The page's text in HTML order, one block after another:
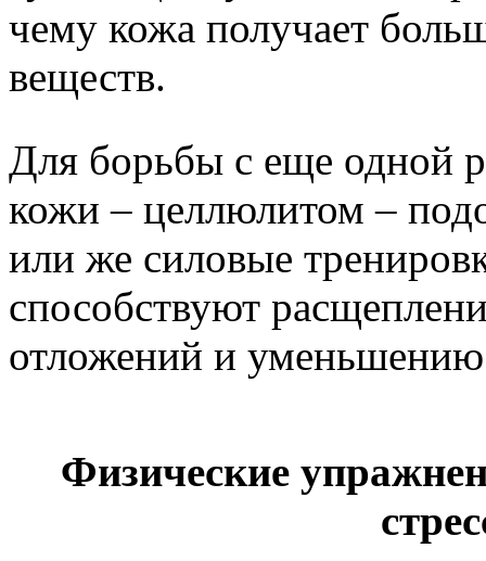
чему кожа получает
веществ.
Для борьбы с еще одной
кожи – целлюлитом –
или же силовые
способствуют
отложений и
Физические